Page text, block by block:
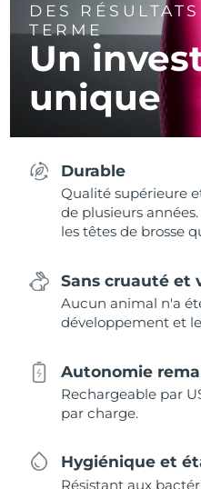
DES
TERME
Un
unique
Durable
Qualité supérieure
de plusieurs
les têtes de brosse
Sans cruauté et
Aucun animal n'a
développement et
Autonomie
Rechargeable par
par charge.
Hygiénique et
Résistant aux